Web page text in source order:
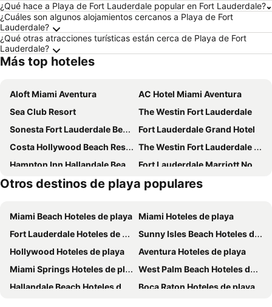
¿Qué hace a Playa de Fort Lauderdale popular en Fort Lauderdale?
¿Cuáles son algunos alojamientos cercanos a Playa de Fort
Lauderdale?
¿Qué otras atracciones turísticas están cerca de Playa de Fort
Lauderdale?
Más top hoteles
Aloft Miami Aventura
AC Hotel Miami Aventura
Sea Club Resort
The Westin Fort Lauderdale
Sonesta Fort Lauderdale Beach
Fort Lauderdale Grand Hotel
Costa Hollywood Beach Resort
The Westin Fort Lauderdale Beach Resort
Hampton Inn Hallandale Beach Aventura
Fort Lauderdale Marriott North
Fort Lauderdale Beach Resort Hotel & Suites
Curtis Inn & Suites
Candlewood Suites Ft. Lauderdale Airport/Cruise by IHG
B Ocean Resort Fort Lauderdale Beach
Red Carpet Inn Airport Fort Lauderdale
La Quinta Inn & Suites by Wyndham Ft. Lauderdale Airport
La Quinta Inn & Suites by Wyndham Ft Lauderdale Cypress Cr
Sonesta ES Suites Fort Lauderdale Plantation
Hyatt Place Ft. Lauderdale/Plantation
AC Hotel Fort Lauderdale Beach
Marriott's BeachPlace Towers
La Terrace Oceanfront
Otros destinos de playa populares
Miami Beach Hoteles de playa Miami Hoteles de playa
Fort Lauderdale Hoteles de playa
Sunny Isles Beach Hoteles de playa
Hollywood Hoteles de playa
Aventura Hoteles de playa
Miami Springs Hoteles de playa
West Palm Beach Hoteles de playa
Hallandale Beach Hoteles de playa
Boca Raton Hoteles de playa